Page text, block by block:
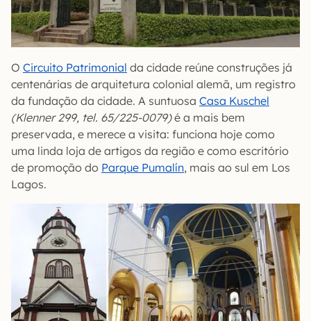
O Circuito Patrimonial da cidade reúne construções já
centenárias de arquitetura colonial alemã, um registro
da fundação da cidade. A suntuosa Casa Kuschel
(Klenner 299, tel. 65/225-0079)é a mais bem
preservada, e merece a visita: funciona hoje como
uma linda loja de artigos da região e como escritório
de promoção do Parque Pumalín, mais ao sul em Los
Lagos.